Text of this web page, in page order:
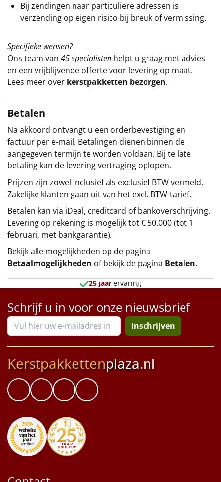
Bij zendingen naar particuliere adressen is
verzending op eigen risico bij breuk of vermissing.
Specifieke wensen?
Ons team van 45 specialisten helpt u graag met advies
en een vrijblijvende offerte voor levering op maat.
Lees meer over kerstpakketten bezorgen.
Betalen
Na akkoord ontvangt u een orderbevestiging en
factuur per e-mail. Betalingen dienen binnen de
aangegeven termijn te worden voldaan. Bij te late
betaling kan de levering vertraging oplopen.
Prijzen zijn zowel inclusief als exclusief BTW vermeld.
Zakelijke klanten gaan uit van het excl. BTW-tarief.
Betalen kan via iDeal, creditcard of bankoverschrijving.
Levering op rekening is mogelijk tot € 50.000 (tot 1
februari, met bankgarantie).
Bekijk alle mogelijkheden op de pagina
Betaalmogelijkheden of bekijk de pagina Betalen.
25 jaar ervaring
Schrijf u in voor onze nieuwsbrief
Inschrijven
Kerstpakkettenplaza.nl